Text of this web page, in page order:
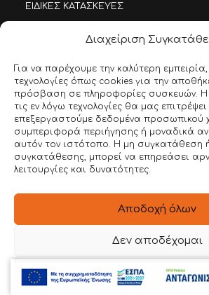
Διαχείριση
Για να παρέχουμε την καλύτερη
τεχνολογίες όπως cookies για την
πρόσβαση σε πληροφορίες συσκευών. Η
τις εν λόγω τεχνολογίες θα μας επιτρέψει
επεξεργαστούμε δεδομένα
συμπεριφορά περιήγησης ή μοναδικά
αυτόν τον ιστότοπο. Η μη συγκατάθεση
συγκατάθεσης, μπορεί να επηρεάσει
λειτουργίες και δυνατότητες.
Αποδοχή όλων
Δεν αποδέχομαι
Προβολή
ΕΙΔΙΚΕΣ ΚΑΤΑΣΚΕΥΕΣ
ΠΑΓΚΟΙ ΕΡΓΑΣΙΑΣ
INOX DEMI-RACK
SITEMAP
ΑΡΧΙΚΗ
ΕΤΑΙΡΕΙΑ